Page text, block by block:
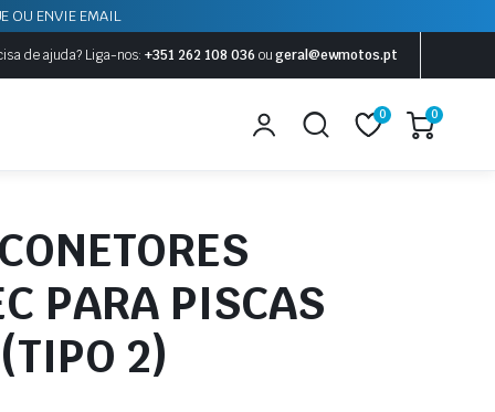
OU ENVIE EMAIL
de ajuda? Liga-nos: +351 262 108 036 ou geral@ewmotos.pt
0 0
PARA PISCAS
2)